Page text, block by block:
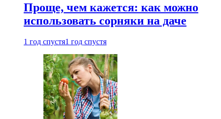
Проще, чем кажется: как можно
использовать сорняки на даче
1 год спустя1 год спустя